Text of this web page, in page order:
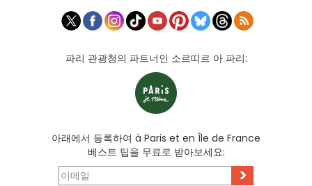
파리 관광청의 파트너인 소르띠르 아 파리:
아래에서 등록하여 à Paris et en Île de France
베스트 팁을 무료로 받아보세요:
>